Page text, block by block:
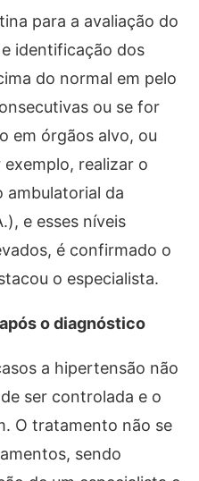
para a avaliação do
identificação dos
do normal em pelo
ou se for
em órgãos alvo, ou
realizar o
ambulatorial da
e esses níveis
é confirmado o
o especialista.
o diagnóstico
a hipertensão não
ser controlada e o
O tratamento não se
sendo